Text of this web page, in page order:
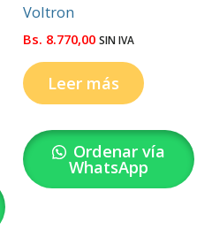
Voltron
Bs. 8.770,00 SIN IVA
Leer más
Ordenar vía
WhatsApp